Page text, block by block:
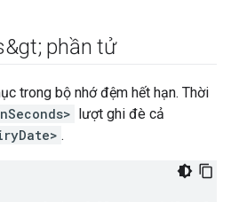
phần tử
trong bộ nhớ đệm hết hạn. Thời
lượt ghi đè cả
.